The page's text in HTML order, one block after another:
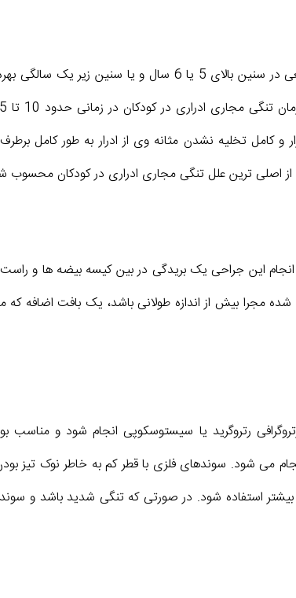
برای جراحی تنگی مجرای ادراری در اطفال لازم است که از روش های بی
کامل تخلیه نشدن مثانه وی از ادرار به طور کامل
از اصلی ترین علل تنگی مجاری ادراری در کودکان
انجام این جراحی یک بریدگی در بین کیسه بیضه
مجرا بیش از اندازه طولانی باشد، یک بافت اضافه
رتروگرید یا سیستوسکوپی انجام شود و مناسب
می شود. سوندهای فلزی با قطر کم به خاطر نوک تیز
استفاده شود. در صورتی که تنگی شدید باشد و